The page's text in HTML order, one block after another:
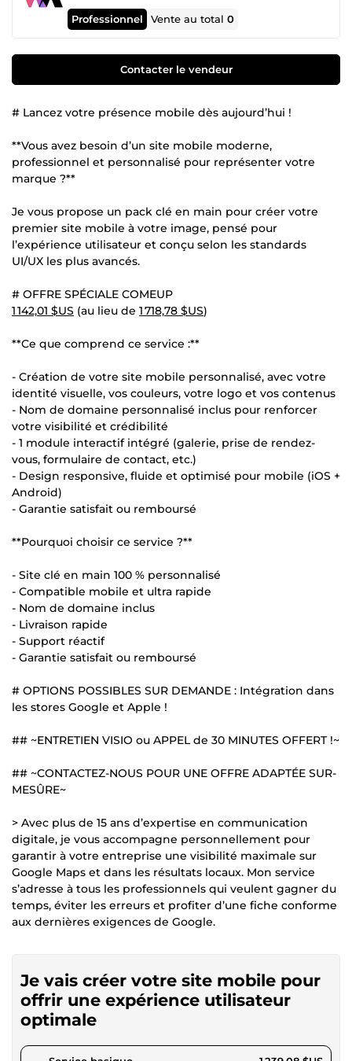
Professionnel Vente au total0
Contacter le vendeur
# Lancez votre présence mobile dès aujourd’hui !
**Vous avez besoin d’un site mobile moderne,
professionnel et personnalisé pour représenter votre
marque ?**
Je vous propose un pack clé en main pour créer votre
premier site mobile à votre image, pensé pour
l’expérience utilisateur et conçu selon les standards
UI/UX les plus avancés.
# OFFRE SPÉCIALE COMEUP
1 142,01 $US (au lieu de 1 718,78 $US)
**Ce que comprend ce service :**
- Création de votre site mobile personnalisé, avec votre
identité visuelle, vos couleurs, votre logo et vos contenus
- Nom de domaine personnalisé inclus pour renforcer
votre visibilité et crédibilité
- 1 module interactif intégré (galerie, prise de rendez-
vous, formulaire de contact, etc.)
- Design responsive, fluide et optimisé pour mobile (iOS +
Android)
- Garantie satisfait ou remboursé
**Pourquoi choisir ce service ?**
- Site clé en main 100 % personnalisé
- Compatible mobile et ultra rapide
- Nom de domaine inclus
- Livraison rapide
- Support réactif
- Garantie satisfait ou remboursé
# OPTIONS POSSIBLES SUR DEMANDE : Intégration dans
les stores Google et Apple !
## ~ENTRETIEN VISIO ou APPEL de 30 MINUTES OFFERT !~
## ~CONTACTEZ-NOUS POUR UNE OFFRE ADAPTÉE SUR-
MESÛRE~
> Avec plus de 15 ans d’expertise en communication
digitale, je vous accompagne personnellement pour
garantir à votre entreprise une visibilité maximale sur
Google Maps et dans les résultats locaux. Mon service
s’adresse à tous les professionnels qui veulent gagner du
temps, éviter les erreurs et profiter d’une fiche conforme
aux dernières exigences de Google.
Je vais créer votre site mobile pour
offrir une expérience utilisateur
optimale